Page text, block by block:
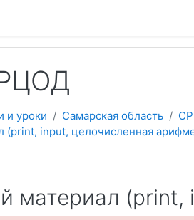
и уроки Самарская область
(print, input, целочисленная
материал